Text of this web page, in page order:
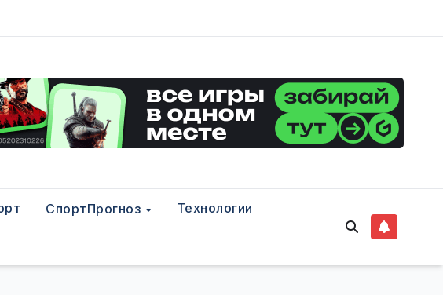
СпортПрогноз Технологии